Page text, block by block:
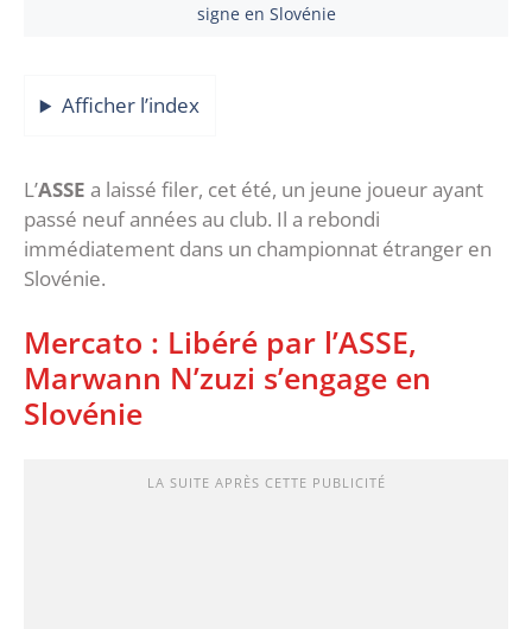
signe en Slovénie
Afficher l’index
L’ASSE a laissé filer, cet été, un jeune joueur ayant
passé neuf années au club. Il a rebondi
immédiatement dans un championnat étranger en
Slovénie.
Mercato : Libéré par l’ASSE,
Marwann N’zuzi s’engage en
Slovénie
LA SUITE APRÈS CETTE PUBLICITÉ